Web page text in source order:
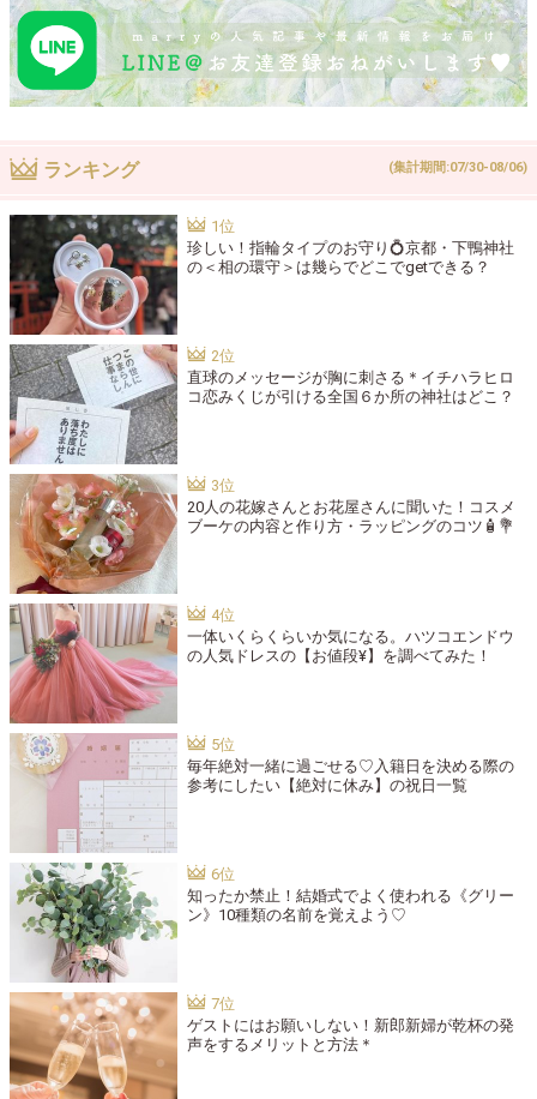
ランキング (集計期間:07/30-08/06)
珍しい！指輪タイプのお守り💍京都・下鴨神社
の＜相の環守＞は幾らでどこでgetできる？
直球のメッセージが胸に刺さる＊イチハラヒロ
コ恋みくじが引ける全国６か所の神社はどこ？
20人の花嫁さんとお花屋さんに聞いた！コスメ
ブーケの内容と作り方・ラッピングのコツ🧴💐
一体いくらくらいか気になる。ハツコエンドウ
の人気ドレスの【お値段¥】を調べてみた！
毎年絶対一緒に過ごせる♡入籍日を決める際の
参考にしたい【絶対に休み】の祝日一覧
知ったか禁止！結婚式でよく使われる《グリー
ン》10種類の名前を覚えよう♡
ゲストにはお願いしない！新郎新婦が乾杯の発
声をするメリットと方法＊